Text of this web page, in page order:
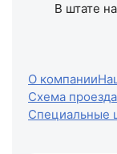
В штате
О компании
Схема проезда
Специальные